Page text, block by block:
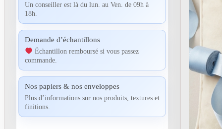
Un conseiller est là du lun. au Ven. de 09h à
18h.
Demande d’échantillons
Échantillon remboursé si vous passez
commande.
Nos papiers & nos enveloppes
Plus d’informations sur nos produits, textures et
finitions.